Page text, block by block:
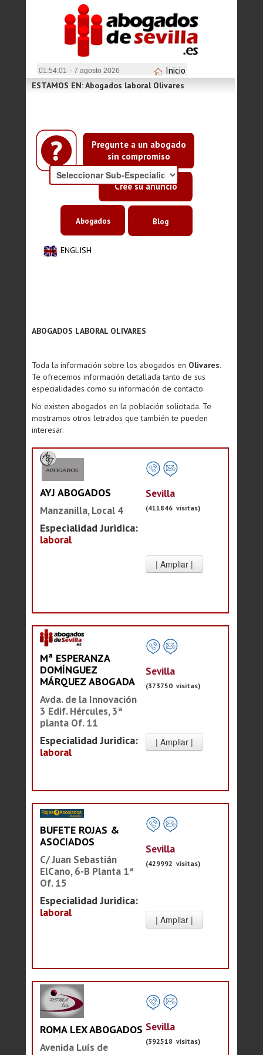
01:54:01 - 7 agosto 2026 Inicio
Pregunte a un abogado
sin compromiso
Cree su anuncio
ESTAMOS EN: Abogados laboral Olivares
ENGLISH
Abogados Blog
ABOGADOS LABORAL OLIVARES
Toda la información sobre los abogados en Olivares.
Te ofrecemos información detallada tanto de sus
especialidades como su información de contacto.
No existen abogados en la población solicitada. Te
mostramos otros letrados que también te pueden
interesar.
AYJ ABOGADOS
Manzanilla, Local 4
Especialidad Juridica:
laboral
Sevilla
(411846 visitas)
Mª ESPERANZA
DOMÍNGUEZ
MÁRQUEZ ABOGADA
Avda. de la Innovación
3 Edif. Hércules, 3ª
planta Of. 11
Especialidad Juridica:
laboral
Sevilla
(373750 visitas)
BUFETE ROJAS &
ASOCIADOS
C/ Juan Sebastián
ElCano, 6-B Planta 1ª
Of. 15
Especialidad Juridica:
laboral
Sevilla
(429992 visitas)
ROMA LEX ABOGADOS
Avenida Luís de
Sevilla
(392518 visitas)